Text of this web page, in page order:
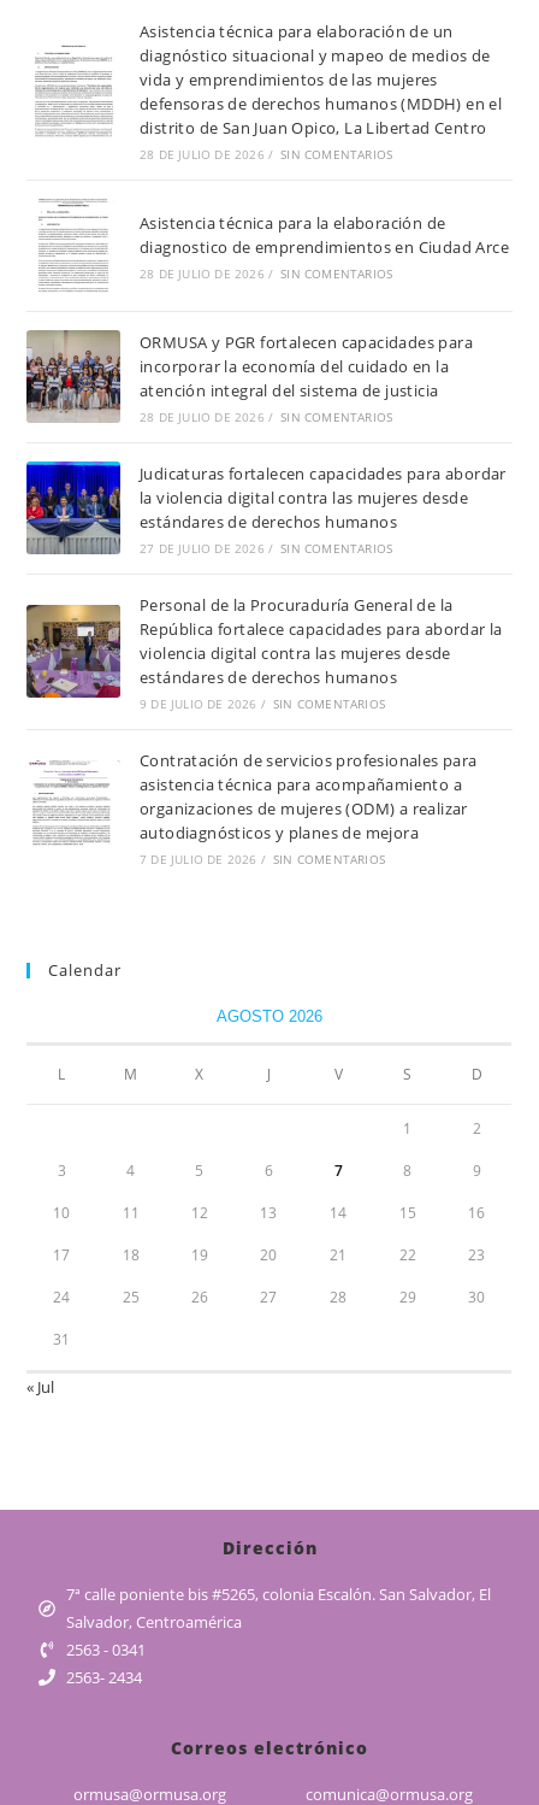
Asistencia técnica para elaboración de un
diagnóstico situacional y mapeo de medios de
vida y emprendimientos de las mujeres
defensoras de derechos humanos (MDDH) en el
distrito de San Juan Opico, La Libertad Centro
28 DE JULIO DE 2026 / SIN COMENTARIOS
Asistencia técnica para la elaboración de
diagnostico de emprendimientos en Ciudad Arce
28 DE JULIO DE 2026 / SIN COMENTARIOS
ORMUSA y PGR fortalecen capacidades para
incorporar la economía del cuidado en la
atención integral del sistema de justicia
28 DE JULIO DE 2026 / SIN COMENTARIOS
Judicaturas fortalecen capacidades para abordar
la violencia digital contra las mujeres desde
estándares de derechos humanos
27 DE JULIO DE 2026 / SIN COMENTARIOS
Personal de la Procuraduría General de la
República fortalece capacidades para abordar la
violencia digital contra las mujeres desde
estándares de derechos humanos
9 DE JULIO DE 2026 / SIN COMENTARIOS
Contratación de servicios profesionales para
asistencia técnica para acompañamiento a
organizaciones de mujeres (ODM) a realizar
autodiagnósticos y planes de mejora
7 DE JULIO DE 2026 / SIN COMENTARIOS
Calendar
AGOSTO 2026
L M X J V S D
1 2
3 4 5 6 7 8 9
10 11 12 13 14 15 16
17 18 19 20 21 22 23
24 25 26 27 28 29 30
31
« Jul
Dirección
7ª calle poniente bis #5265, colonia Escalón. San Salvador, El
Salvador, Centroamérica
2563 - 0341
2563- 2434
Correos electrónico
ormusa@ormusa.org comunica@ormusa.org